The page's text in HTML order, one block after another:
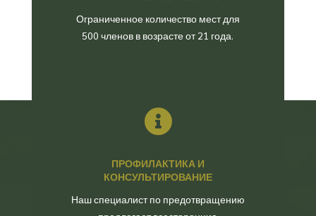
Ограниченное количество мест для
500 членов в возрасте от 21 года.

ПРОФИЛАКТИКА И
КОНСУЛЬТИРОВАНИЕ
Наш специалист по предотвращению